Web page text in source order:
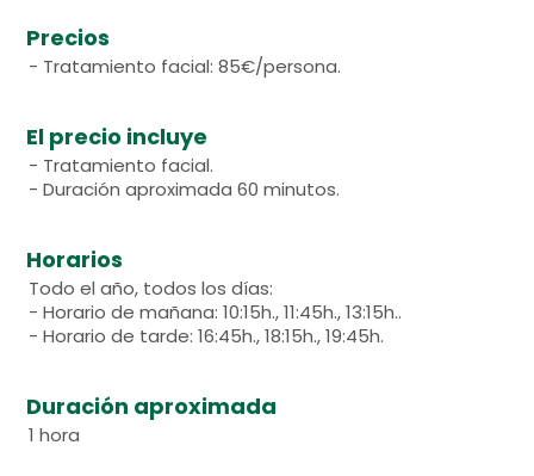
Precios
- Tratamiento facial: 85€/persona.
El precio incluye
- Tratamiento facial.
- Duración aproximada 60 minutos.
Horarios
Todo el año, todos los días:
- Horario de mañana: 10:15h., 11:45h., 13:15h..
- Horario de tarde: 16:45h., 18:15h., 19:45h.
Duración aproximada
1 hora